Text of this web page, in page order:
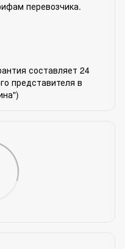
перевозчика.
составляет 24
представителя в